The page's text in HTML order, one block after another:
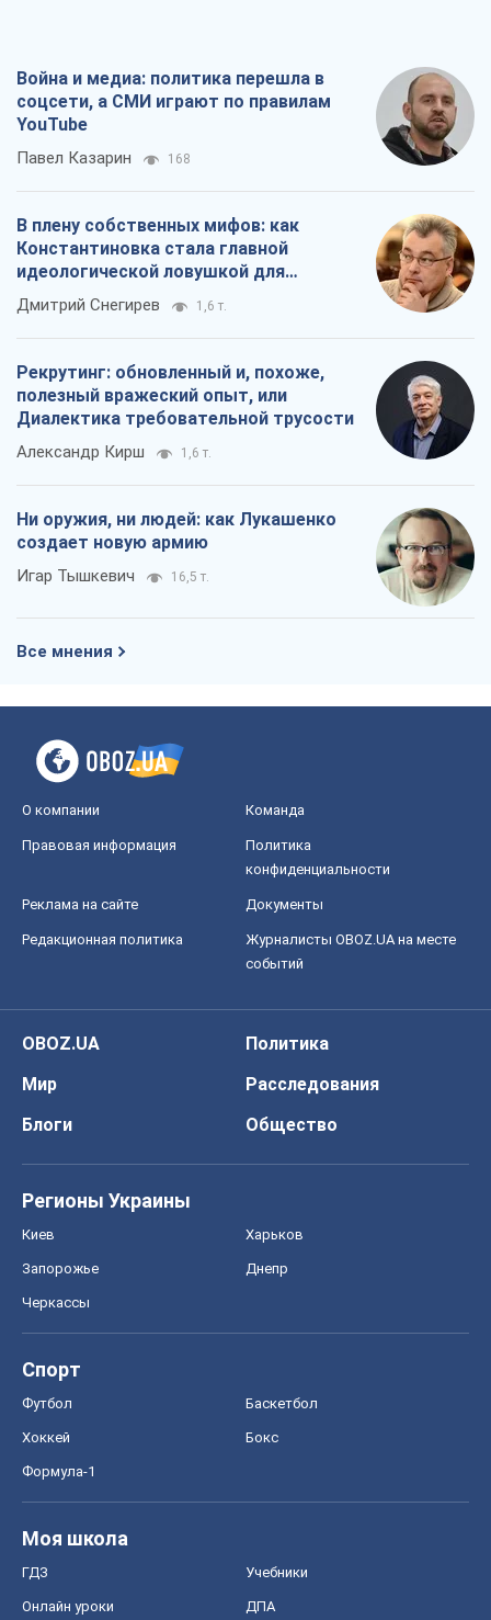
Война и медиа: политика перешла в
соцсети, а СМИ играют по правилам
YouTube
Павел Казарин 168
В плену собственных мифов: как
Константиновка стала главной
идеологической ловушкой для
российских оккупантов
Дмитрий Снегирев 1,6 т.
Рекрутинг: обновленный и, похоже,
полезный вражеский опыт, или
Диалектика требовательной трусости
Александр Кирш 1,6 т.
Ни оружия, ни людей: как Лукашенко
создает новую армию
Игар Тышкевич 16,5 т.
Все мнения
О компании Команда
Правовая информация
Политика
конфиденциальности
Реклама на сайте Документы
Редакционная политика
Журналисты OBOZ.UA на месте
событий
OBOZ.UA
Политика
Мир
Расследования
Блоги
Общество
Регионы Украины
Киев Харьков
Запорожье Днепр
Черкассы
Спорт
Футбол Баскетбол
Хоккей Бокс
Формула-1
Моя школа
ГДЗ Учебники
Онлайн уроки ДПА